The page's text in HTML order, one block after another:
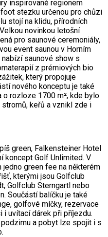
inspirované regionem
stezku určenou pro chůzi
stojí na klidu, přírodních
novinkou letošní
pro saunové ceremoniály,
event saunou v Horním
saunové show s
z prémiových bio
který propojuje
nového konceptu je také
o rozloze 1700 m², kde bylo
keřů a vznikl zde i
green, Falkensteiner Hotel
koncept Golf Unlimited. V
green fee na některém
kterými jsou Golfclub
Golfclub Sterngartl nebo
Součástí balíčku je také
golfové míčky, rezervace
uvítací dárek při příjezdu.
a pobyt lze spojit i s